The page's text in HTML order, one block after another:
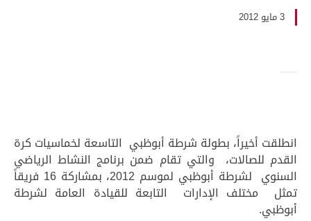
3 مايو 2012
انطلقت أخيراً، بطولة شرطة أبوظبي التاسعة لخماسيات كرة
القدم للصالات، والتي تقام ضمن برنامج النشاط الرياضي
السنوي لشرطة أبوظبي لموسم 2012، بمشاركة 16 فريقاً
تمثل مختلف الإدارات التابعة للقيادة العامة لشرطة
أبوظبي.